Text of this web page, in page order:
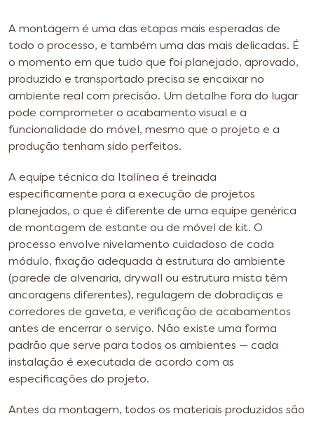
A montagem é uma das etapas mais esperadas de
todo o processo, e também uma das mais delicadas. É
o momento em que tudo que foi planejado, aprovado,
produzido e transportado precisa se encaixar no
ambiente real com precisão. Um detalhe fora do lugar
pode comprometer o acabamento visual e a
funcionalidade do móvel, mesmo que o projeto e a
produção tenham sido perfeitos.
A equipe técnica da Italínea é treinada
especificamente para a execução de projetos
planejados, o que é diferente de uma equipe genérica
de montagem de estante ou de móvel de kit. O
processo envolve nivelamento cuidadoso de cada
módulo, fixação adequada à estrutura do ambiente
(parede de alvenaria, drywall ou estrutura mista têm
ancoragens diferentes), regulagem de dobradiças e
corredores de gaveta, e verificação de acabamentos
antes de encerrar o serviço. Não existe uma forma
padrão que serve para todos os ambientes — cada
instalação é executada de acordo com as
especificações do projeto.
Antes da montagem, todos os materiais produzidos são